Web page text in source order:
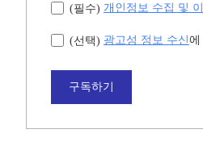
(필수) 개인정보 수집 및
(선택) 광고성 정보 수신에
구독하기